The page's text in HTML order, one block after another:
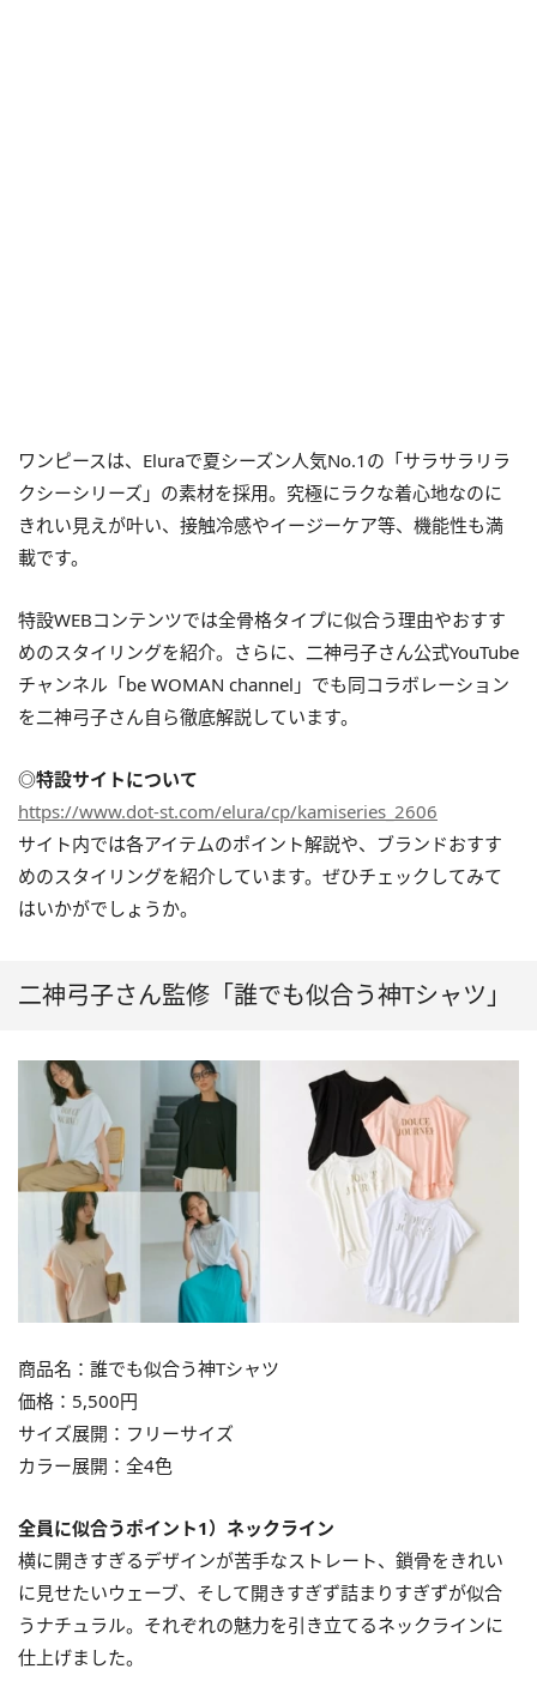
ワンピースは、Eluraで夏シーズン人気No.1の「サラサラリラ
クシーシリーズ」の素材を採用。究極にラクな着心地なのに
きれい見えが叶い、接触冷感やイージーケア等、機能性も満
載です。
特設WEBコンテンツでは全骨格タイプに似合う理由やおすす
めのスタイリングを紹介。さらに、二神弓子さん公式YouTube
チャンネル「be WOMAN channel」でも同コラボレーション
を二神弓子さん自ら徹底解説しています。
◎特設サイトについて
https://www.dot-st.com/elura/cp/kamiseries_2606
サイト内では各アイテムのポイント解説や、ブランドおすす
めのスタイリングを紹介しています。ぜひチェックしてみて
はいかがでしょうか。
二神弓子さん監修「誰でも似合う神Tシャツ」
商品名：誰でも似合う神Tシャツ
価格：5,500円
サイズ展開：フリーサイズ
カラー展開：全4色
全員に似合うポイント1）ネックライン
横に開きすぎるデザインが苦手なストレート、鎖骨をきれい
に見せたいウェーブ、そして開きすぎず詰まりすぎずが似合
うナチュラル。それぞれの魅力を引き立てるネックラインに
仕上げました。